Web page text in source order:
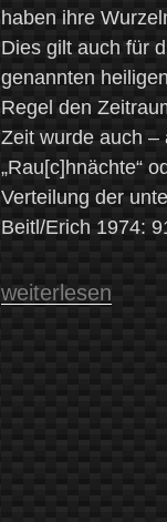
haben ihre
Dies gilt auch für
genannten
Regel den
Zeit wurde auch –
„Rau[c]hnächte“
Verteilung der
Beitl/Erich 1974:
„Die
weiterlesen